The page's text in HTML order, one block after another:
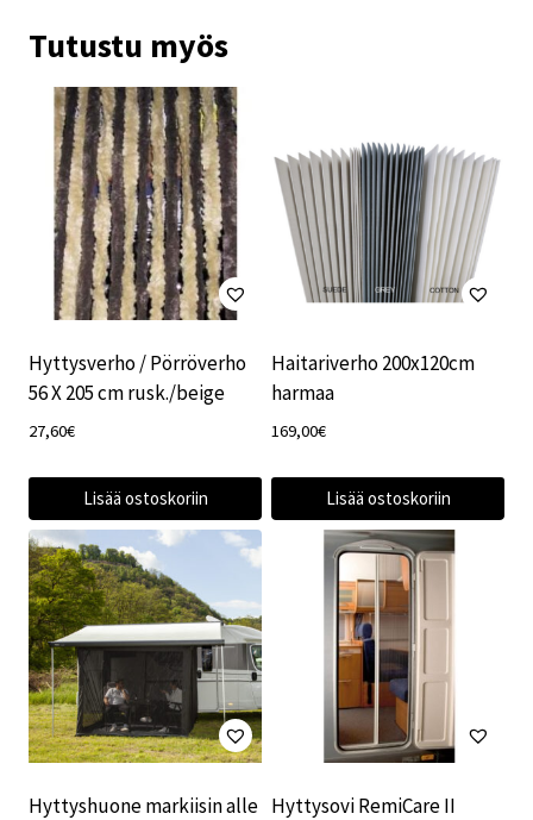
Tutustu myös
Hyttysverho / Pörröverho
56 X 205 cm rusk./beige
27,60€
Lisää ostoskoriin
Haitariverho 200x120cm
harmaa
169,00€
Lisää ostoskoriin
Hyttyshuone markiisin alle Hyttysovi RemiCare II